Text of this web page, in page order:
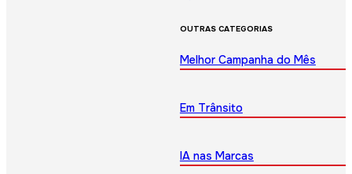
OUTRAS CATEGORIAS
Melhor Campanha do Mês
Em Trânsito
IA nas Marcas